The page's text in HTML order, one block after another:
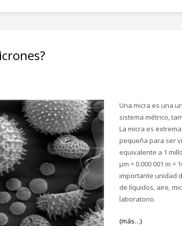
Una micra es una
sistema métrico,
La micra es
pequeña para ser
equivalente a 1
μm = 0.000 001 m =
importante unidad
de líquidos, aire,
laboratorio.
(más…)